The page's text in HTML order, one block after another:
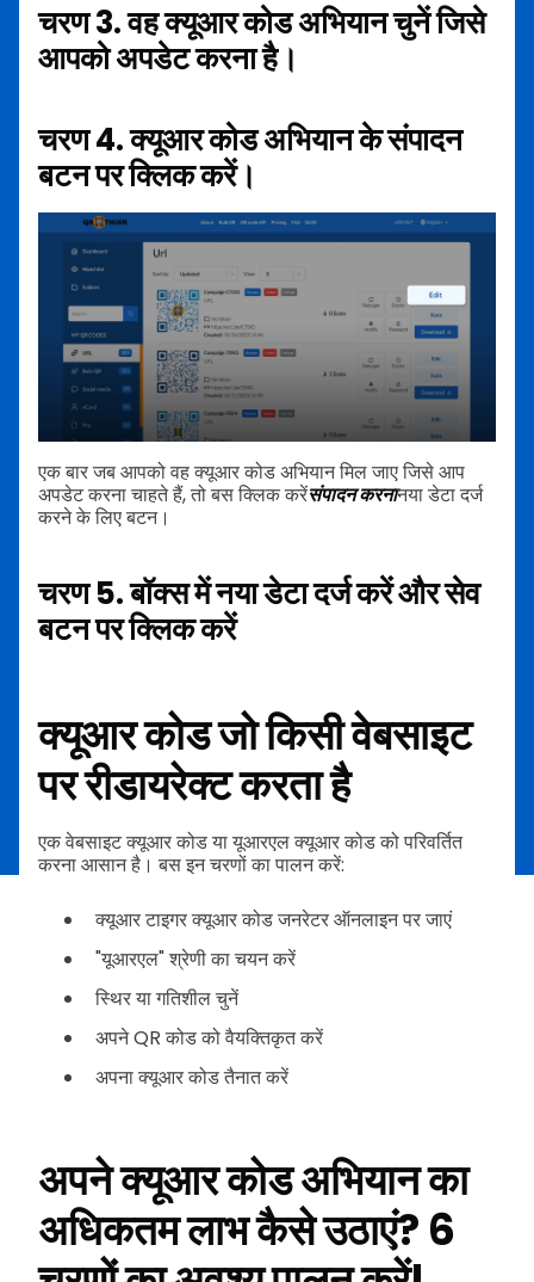
चरण 3. वह क्यूआर कोड अभियान चुनें जिसे
आपको अपडेट करना है।
चरण 4. क्यूआर कोड अभियान के संपादन
बटन पर क्लिक करें।
एक बार जब आपको वह क्यूआर कोड अभियान मिल जाए जिसे आप
अपडेट करना चाहते हैं, तो बस क्लिक करेंसंपादन करनानया डेटा दर्ज
करने के लिए बटन।
चरण 5. बॉक्स में नया डेटा दर्ज करें और सेव
बटन पर क्लिक करें
क्यूआर कोड जो किसी वेबसाइट
पर रीडायरेक्ट करता है
एक वेबसाइट क्यूआर कोड या यूआरएल क्यूआर कोड को परिवर्तित
करना आसान है। बस इन चरणों का पालन करें:
क्यूआर टाइगर क्यूआर कोड जनरेटर ऑनलाइन पर जाएं
"यूआरएल" श्रेणी का चयन करें
स्थिर या गतिशील चुनें
अपने QR कोड को वैयक्तिकृत करें
अपना क्यूआर कोड तैनात करें
अपने क्यूआर कोड अभियान का
अधिकतम लाभ कैसे उठाएं? 6